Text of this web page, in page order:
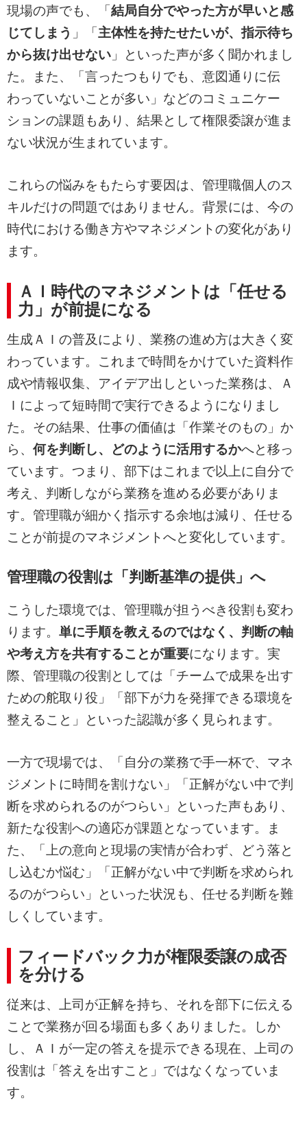
現場の声でも、「 結局自分でやった方が早いと感
じてしまう 」「 主体性を持たせたいが、指示待ち
から抜け出せない 」といった声が多く聞かれまし
た。また、「言ったつもりでも、意図通りに伝
わっていないことが多い」などのコミュニケー
ションの課題もあり、結果として権限委譲が進ま
ない状況が生まれています。
これらの悩みをもたらす要因は、管理職個人のス
キルだけの問題ではありません。背景には、今の
時代における働き方やマネジメントの変化があり
ます。
ＡＩ時代のマネジメントは「任せる
力」が前提になる
生成ＡＩの普及により、業務の進め方は大きく変
わっています。これまで時間をかけていた資料作
成や情報収集、アイデア出しといった業務は、Ａ
Ｉによって短時間で実行できるようになりまし
た。その結果、仕事の価値は「作業そのもの」か
ら、 何を判断し、どのように活用するかへと移っ
ています。つまり、部下はこれまで以上に自分で
考え、判断しながら業務を進める必要がありま
す。管理職が細かく指示する余地は減り、任せる
ことが前提のマネジメントへと変化しています。
管理職の役割は「判断基準の提供」へ
こうした環境では、管理職が担うべき役割も変わ
ります。 単に手順を教えるのではなく、判断の軸
や考え方を共有することが重要になります。実
際、管理職の役割としては「チームで成果を出す
ための舵取り役」「部下が力を発揮できる環境を
整えること」といった認識が多く見られます。
一方で現場では、「自分の業務で手一杯で、マネ
ジメントに時間を割けない」「正解がない中で判
断を求められるのがつらい」といった声もあり、
新たな役割への適応が課題となっています。ま
た、「上の意向と現場の実情が合わず、どう落と
し込むか悩む」「正解がない中で判断を求められ
るのがつらい」といった状況も、任せる判断を難
しくしています。
フィードバック力が権限委譲の成否
を分ける
従来は、上司が正解を持ち、それを部下に伝える
ことで業務が回る場面も多くありました。しか
し、ＡＩが一定の答えを提示できる現在、上司の
役割は「答えを出すこと」ではなくなっていま
す。